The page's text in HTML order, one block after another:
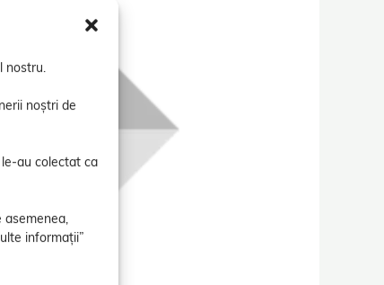
nostru.
noștri de
au colectat ca
asemenea,
informații”